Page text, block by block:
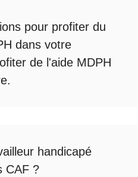
pour profiter du
dans votre
de l'aide MDPH
.
handicapé
CAF ?